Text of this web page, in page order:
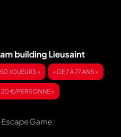
building Lieusaint
JOUEURS » « DE 7 À 77 ANS »
20 €/PERSONNE »
Game :